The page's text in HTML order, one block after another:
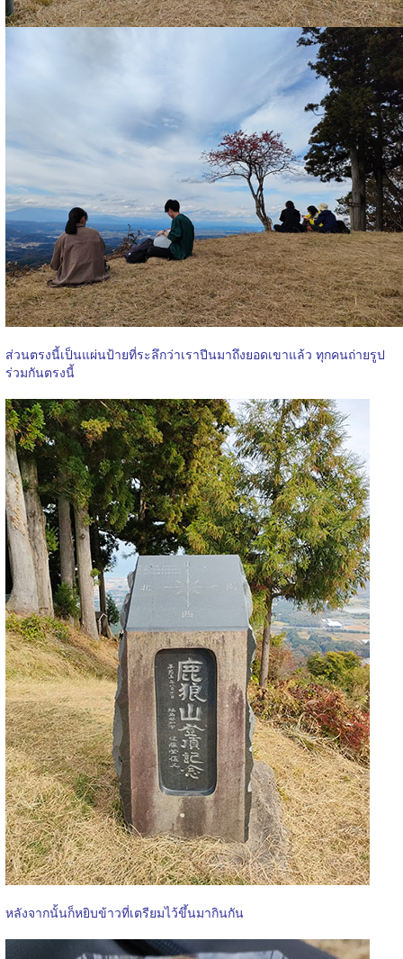
ส่วนตรงนี้เป็นแผ่นป้ายที่ระลึกว่าเราปีนมาถึงยอดเขาแล้ว ทุกคนถ่ายรูป
ร่วมกันตรงนี้
หลังจากนั้นก็หยิบข้าวที่เตรียมไว้ขึ้นมากินกัน